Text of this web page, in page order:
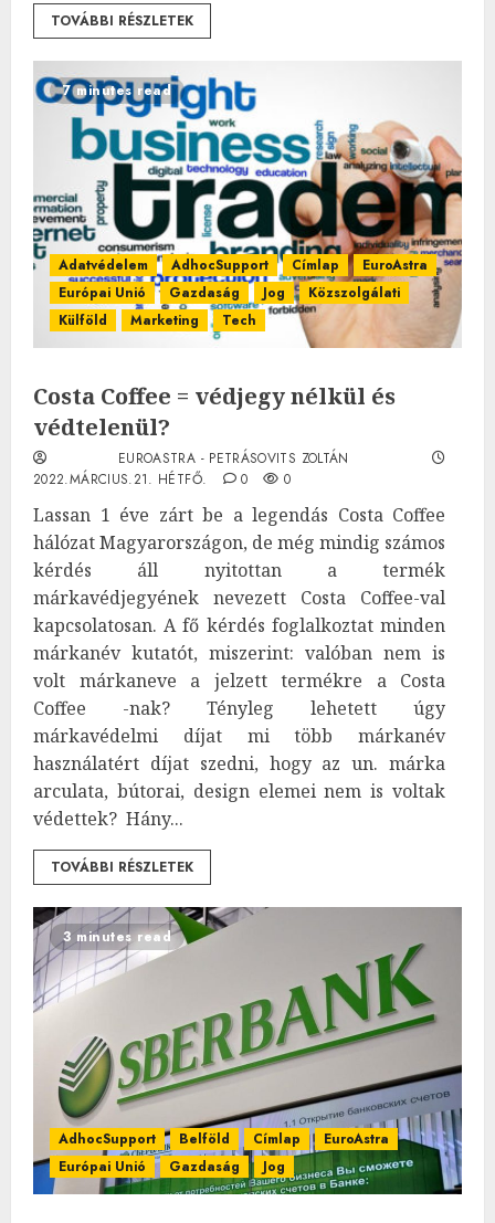
TOVÁBBI RÉSZLETEK
7 minutes read
Adatvédelem AdhocSupport Címlap
EuroAstra
Európai Unió
Gazdaság Jog
Közszolgálati
Külföld
Marketing Tech
Costa Coffee = védjegy nélkül és
védtelenül?
EUROASTRA - PETRÁSOVITS ZOLTÁN
2022.MÁRCIUS.21. HÉTFŐ.
0 0
Lassan 1 éve zárt be a legendás Costa Coffee
hálózat Magyarországon, de még mindig számos
kérdés áll nyitottan a termék
márkavédjegyének nevezett Costa Coffee-val
kapcsolatosan. A fő kérdés foglalkoztat minden
márkanév kutatót, miszerint: valóban nem is
volt márkaneve a jelzett termékre a Costa
Coffee -nak? Tényleg lehetett úgy
márkavédelmi díjat mi több márkanév
használatért díjat szedni, hogy az un. márka
arculata, bútorai, design elemei nem is voltak
védettek? Hány...
TOVÁBBI RÉSZLETEK
3 minutes read
AdhocSupport Belföld Címlap
EuroAstra
Európai Unió
Gazdaság Jog